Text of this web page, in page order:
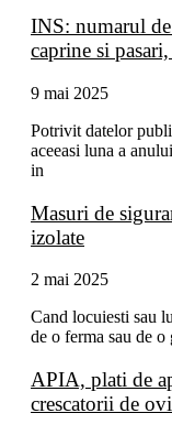
INS: numarul
caprine si
9 mai 2025
Potrivit datelor
aceeasi luna a
in
Masuri de
izolate
2 mai 2025
Cand locuiesti sau
de o ferma sau de
APIA, plati de
crescatorii de